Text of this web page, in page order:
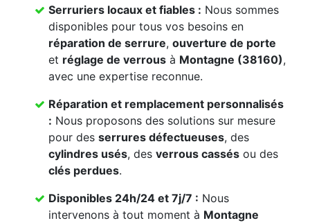
Serruriers locaux et fiables : Nous sommes
disponibles pour tous vos besoins en
réparation de serrure, ouverture de porte
et réglage de verrous à Montagne (38160),
avec une expertise reconnue.
Réparation et remplacement personnalisés
: Nous proposons des solutions sur mesure
pour des serrures défectueuses, des
cylindres usés, des verrous cassés ou des
clés perdues.
Disponibles 24h/24 et 7j/7 : Nous
intervenons à tout moment à Montagne